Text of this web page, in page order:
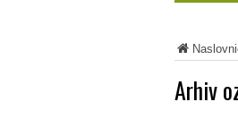
Arhiv